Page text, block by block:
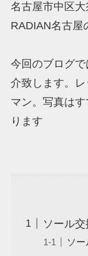
名古屋市中区
RADIAN名古屋
今回のブログ
介致します。
マン。写真は
ります
ソール
ソ